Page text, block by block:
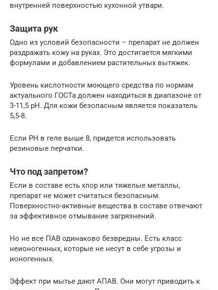
внутренней поверхностью кухонной утвари.
Защита рук
Одно из условий безопасности – препарат не должен
раздражать кожу на руках. Это достигается мягкими
формулами и добавлением растительных вытяжек.
Уровень кислотности моющего средства по нормам
актуального ГОСТа должен находиться в диапазоне от
3-11,5 рН. Для кожи безопасным является показатель
5,5-8.
Если РН в геле выше 8, придется использовать
резиновые перчатки.
Что под запретом?
Если в составе есть хлор или тяжелые металлы,
препарат не может считаться безопасным.
Поверхностно-активные вещества в составе отвечают
за эффективное отмывание загрязнений.
Но не все ПАВ одинаково безвредны. Есть класс
неионогенных, которые не несут в себе угрозы и
ионогенных.
Эффект при мытье дают АПАВ. Они могут приводить к